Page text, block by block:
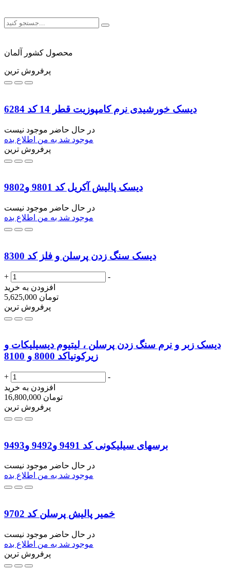
محصول کشور آلمان
پرفروش ترین
دیسک خورشیدی نرم کامپوزیت قطر 14 کد 6284
در حال حاضر موجود نیست
موجود شد به من اطلاع بده
پرفروش ترین
دیسک پالیش آکریل کد 9801 و9802
در حال حاضر موجود نیست
موجود شد به من اطلاع بده
دیسک سنگ زدن پرسلن و فلز کد 8300
+
-
افزودن به خرید
5,625,000 تومان
پرفروش ترین
دیسک زبر و نرم سنگ زدن پرسلن ، لیتیوم دیسیلیکات و
زیرکونیاکد 8000 و 8100
+
-
افزودن به خرید
16,800,000 تومان
پرفروش ترین
برسهای سیلیکونی کد 9491 و9492 و9493
در حال حاضر موجود نیست
موجود شد به من اطلاع بده
خمیر پالیش پرسلن کد 9702
در حال حاضر موجود نیست
موجود شد به من اطلاع بده
پرفروش ترین